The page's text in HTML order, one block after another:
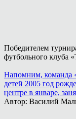
Победителем
футбольного клуба
Напомним, команда
детей 2005 год
центре в январе,
Автор: Василий